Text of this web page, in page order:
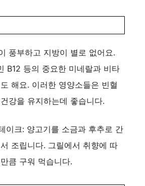
풍부하고 지방이 별로 없어요.
B12 등의 중요한 미네랄과 비타
해요. 이러한 영양소들은 빈혈
강을 유지하는데 좋습니다.
이크: 양고기를 소금과 후추로 간
조립니다. 그릴에서 취향에 따
큼 구워 먹습니다.